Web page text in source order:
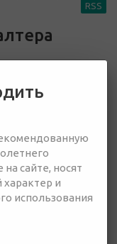
RSS
сайте, носят
и
использования